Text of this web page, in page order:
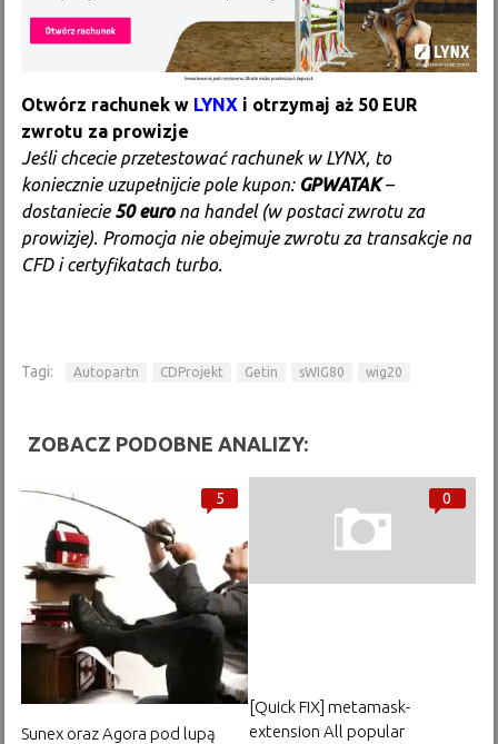
Otwórz rachunek w LYNX i otrzymaj aż 50 EUR
zwrotu za prowizje
Jeśli chcecie przetestować rachunek w LYNX, to
koniecznie uzupełnijcie pole kupon: GPWATAK–
dostaniecie 50 eurona handel (w postaci zwrotu za
prowizje). Promocja nie obejmuje zwrotu za transakcje na
CFD i certyfikatach turbo.
Tagi: Autopartn CDProjekt Getin sWIG80 wig20
ZOBACZ PODOBNE ANALIZY:
5
Sunex oraz Agora pod lupą
0
[Quick FIX] metamask-
extension All popular